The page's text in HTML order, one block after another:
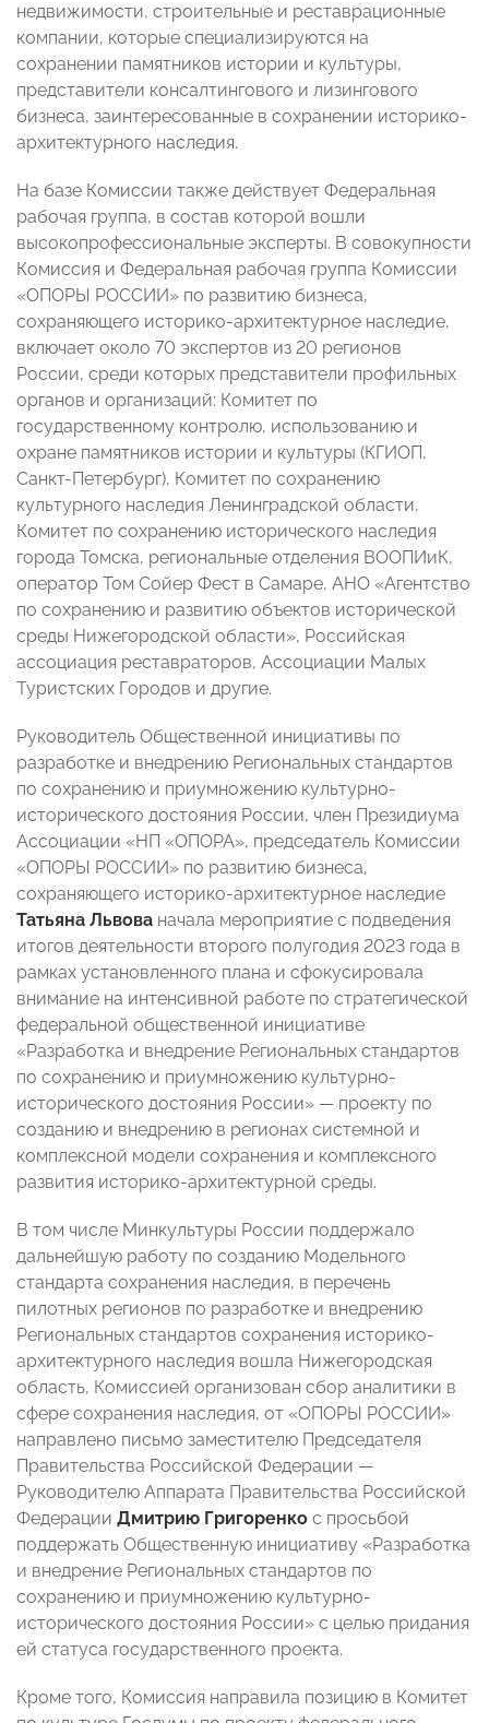
недвижимости, строительные и реставрационные
компании, которые специализируются на
сохранении памятников истории и культуры,
представители консалтингового и лизингового
бизнеса, заинтересованные в сохранении историко-
архитектурного наследия.
На базе Комиссии также действует Федеральная
рабочая группа, в состав которой вошли
высокопрофессиональные эксперты. В совокупности
Комиссия и Федеральная рабочая группа Комиссии
«ОПОРЫ РОССИИ» по развитию бизнеса,
сохраняющего историко-архитектурное наследие,
включает около 70 экспертов из 20 регионов
России, среди которых представители профильных
органов и организаций: Комитет по
государственному контролю, использованию и
охране памятников истории и культуры (КГИОП,
Санкт-Петербург), Комитет по сохранению
культурного наследия Ленинградской области,
Комитет по сохранению исторического наследия
города Томска, региональные отделения ВООПИиК,
оператор Том Сойер Фест в Самаре, АНО «Агентство
по сохранению и развитию объектов исторической
среды Нижегородской области», Российская
ассоциация реставраторов, Ассоциации Малых
Туристских Городов и другие.
Руководитель Общественной инициативы по
разработке и внедрению Региональных стандартов
по сохранению и приумножению культурно-
исторического достояния России, член Президиума
Ассоциации «НП «ОПОРА», председатель Комиссии
«ОПОРЫ РОССИИ» по развитию бизнеса,
сохраняющего историко-архитектурное наследие
Татьяна Львова начала мероприятие с подведения
итогов деятельности второго полугодия 2023 года в
рамках установленного плана и сфокусировала
внимание на интенсивной работе по стратегической
федеральной общественной инициативе
«Разработка и внедрение Региональных стандартов
по сохранению и приумножению культурно-
исторического достояния России» — проекту по
созданию и внедрению в регионах системной и
комплексной модели сохранения и комплексного
развития историко-архитектурной среды.
В том числе Минкультуры России поддержало
дальнейшую работу по созданию Модельного
стандарта сохранения наследия, в перечень
пилотных регионов по разработке и внедрению
Региональных стандартов сохранения историко-
архитектурного наследия вошла Нижегородская
область, Комиссией организован сбор аналитики в
сфере сохранения наследия, от «ОПОРЫ РОССИИ»
направлено письмо заместителю Председателя
Правительства Российской Федерации —
Руководителю Аппарата Правительства Российской
Федерации Дмитрию Григоренко с просьбой
поддержать Общественную инициативу «Разработка
и внедрение Региональных стандартов по
сохранению и приумножению культурно-
исторического достояния России» с целью придания
ей статуса государственного проекта.
Кроме того, Комиссия направила позицию в Комитет